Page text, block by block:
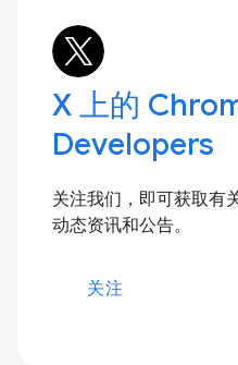
X 上的
Developers
关注我们，即可获取有
动态资讯和公告。
关注